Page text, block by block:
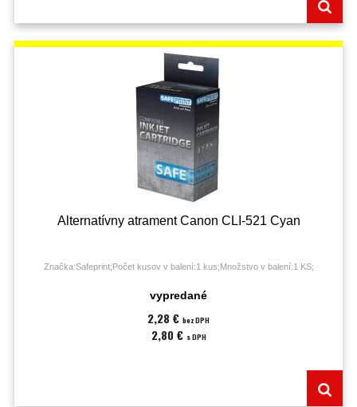
Alternatívny atrament Canon CLI-521 Cyan
Značka:Safeprint;Počet kusov v balení:1 kus;Množstvo v balení:1 KS;
vypredané
2,28 € bez DPH
2,80 € s DPH